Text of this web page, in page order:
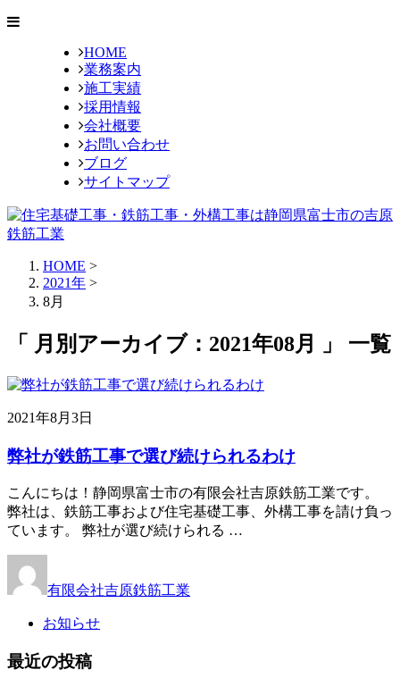
HOME
業務案内
施工実績
採用情報
会社概要
お問い合わせ
ブログ
サイトマップ
HOME >
2021年 >
8月
「 月別アーカイブ：2021年08月 」 一覧
2021年8月3日
弊社が鉄筋工事で選び続けられるわけ
こんにちは！静岡県富士市の有限会社吉原鉄筋工業です。
弊社は、鉄筋工事および住宅基礎工事、外構工事を請け負っ
ています。 弊社が選び続けられる …
有限会社吉原鉄筋工業
お知らせ
最近の投稿